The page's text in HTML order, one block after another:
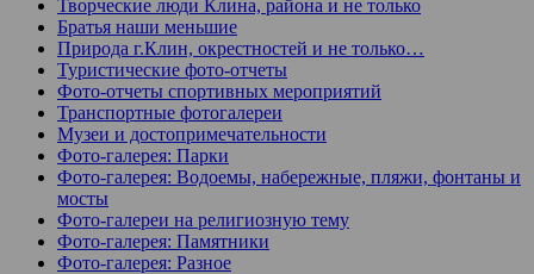
Творческие люди Клина, района и не только
Братья наши меньшие
Природа г.Клин, окрестностей и не только…
Туристические фото-отчеты
Фото-отчеты спортивных мероприятий
Транспортные фотогалереи
Музеи и достопримечательности
Фото-галерея: Парки
Фото-галерея: Водоемы, набережные, пляжи, фонтаны и
мосты
Фото-галереи на религиозную тему
Фото-галерея: Памятники
Фото-галерея: Разное